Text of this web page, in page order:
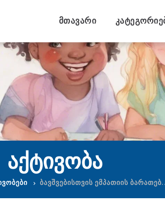
მთავარი
ᲐᲥᲢᲘᲕᲝᲑᲐ
ბავშვებისთვის ემპათიის